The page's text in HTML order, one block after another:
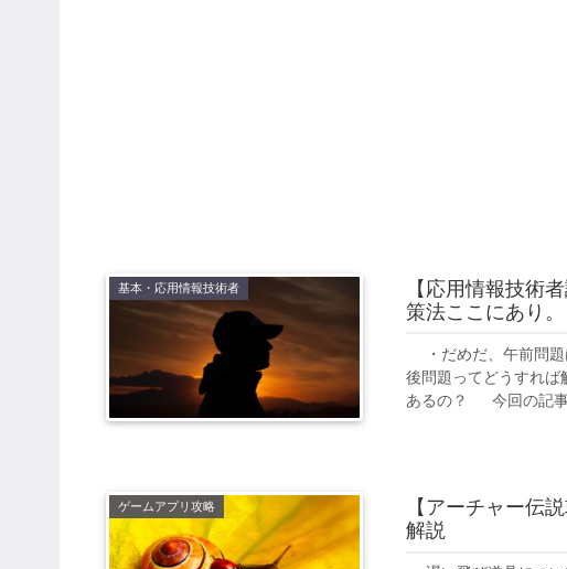
基本・応用情報技術者
【応用情報技術
策法ここにあり。
・だめだ、午前問題
後問題ってどうすれば
あるの？ 今回の記事
ゲームアプリ攻略
【アーチャー伝
解説